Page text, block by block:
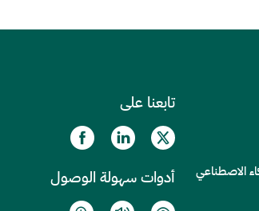
الاصطناعي
تابعنا على
أدوات سهولة الوصول